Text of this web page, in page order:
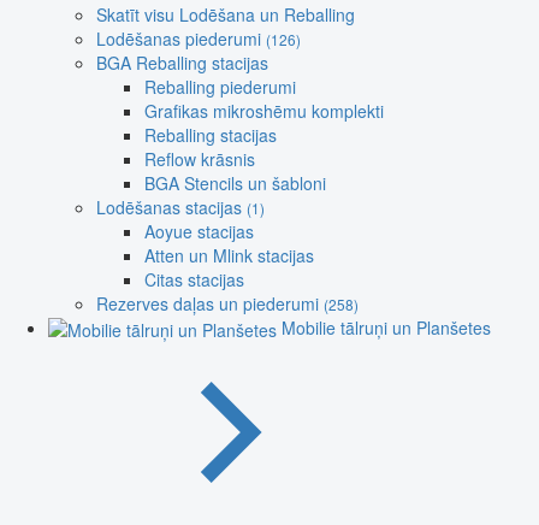
Skatīt visu Lodēšana un Reballing
Lodēšanas piederumi (126)
BGA Reballing stacijas
Reballing piederumi
Grafikas mikroshēmu komplekti
Reballing stacijas
Reflow krāsnis
BGA Stencils un šabloni
Lodēšanas stacijas (1)
Aoyue stacijas
Atten un Mlink stacijas
Citas stacijas
Rezerves daļas un piederumi (258)
Mobilie tālruņi un Planšetes